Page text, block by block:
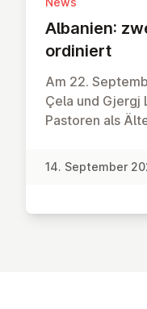
Albanien:
ordiniert
Am 22.
Çela und Gjergj
Pastoren als
14. September